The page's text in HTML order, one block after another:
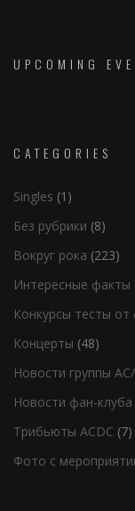
UPCOMING
CATEGORIES
Singles (1)
Без рубрики (8)
Вокруг рока (223)
Интересные факты
Конкурсы тесты от
Концерты (48)
Новости группы
Новости фан-клуба
Трибьюты ACDC (7)
Фото с